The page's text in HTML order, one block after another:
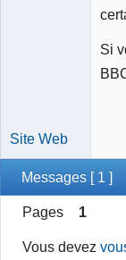
Si
Site Web
Messages [ 1 ]
Pages 1
Vous devez